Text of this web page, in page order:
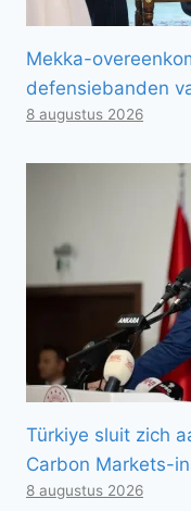
Mekka-
defensiebanden
8 augustus 2026
Türkiye sluit zich
Carbon Markets-
8 augustus 2026